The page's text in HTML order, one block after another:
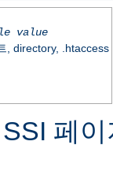
value
, directory, .htaccess
페